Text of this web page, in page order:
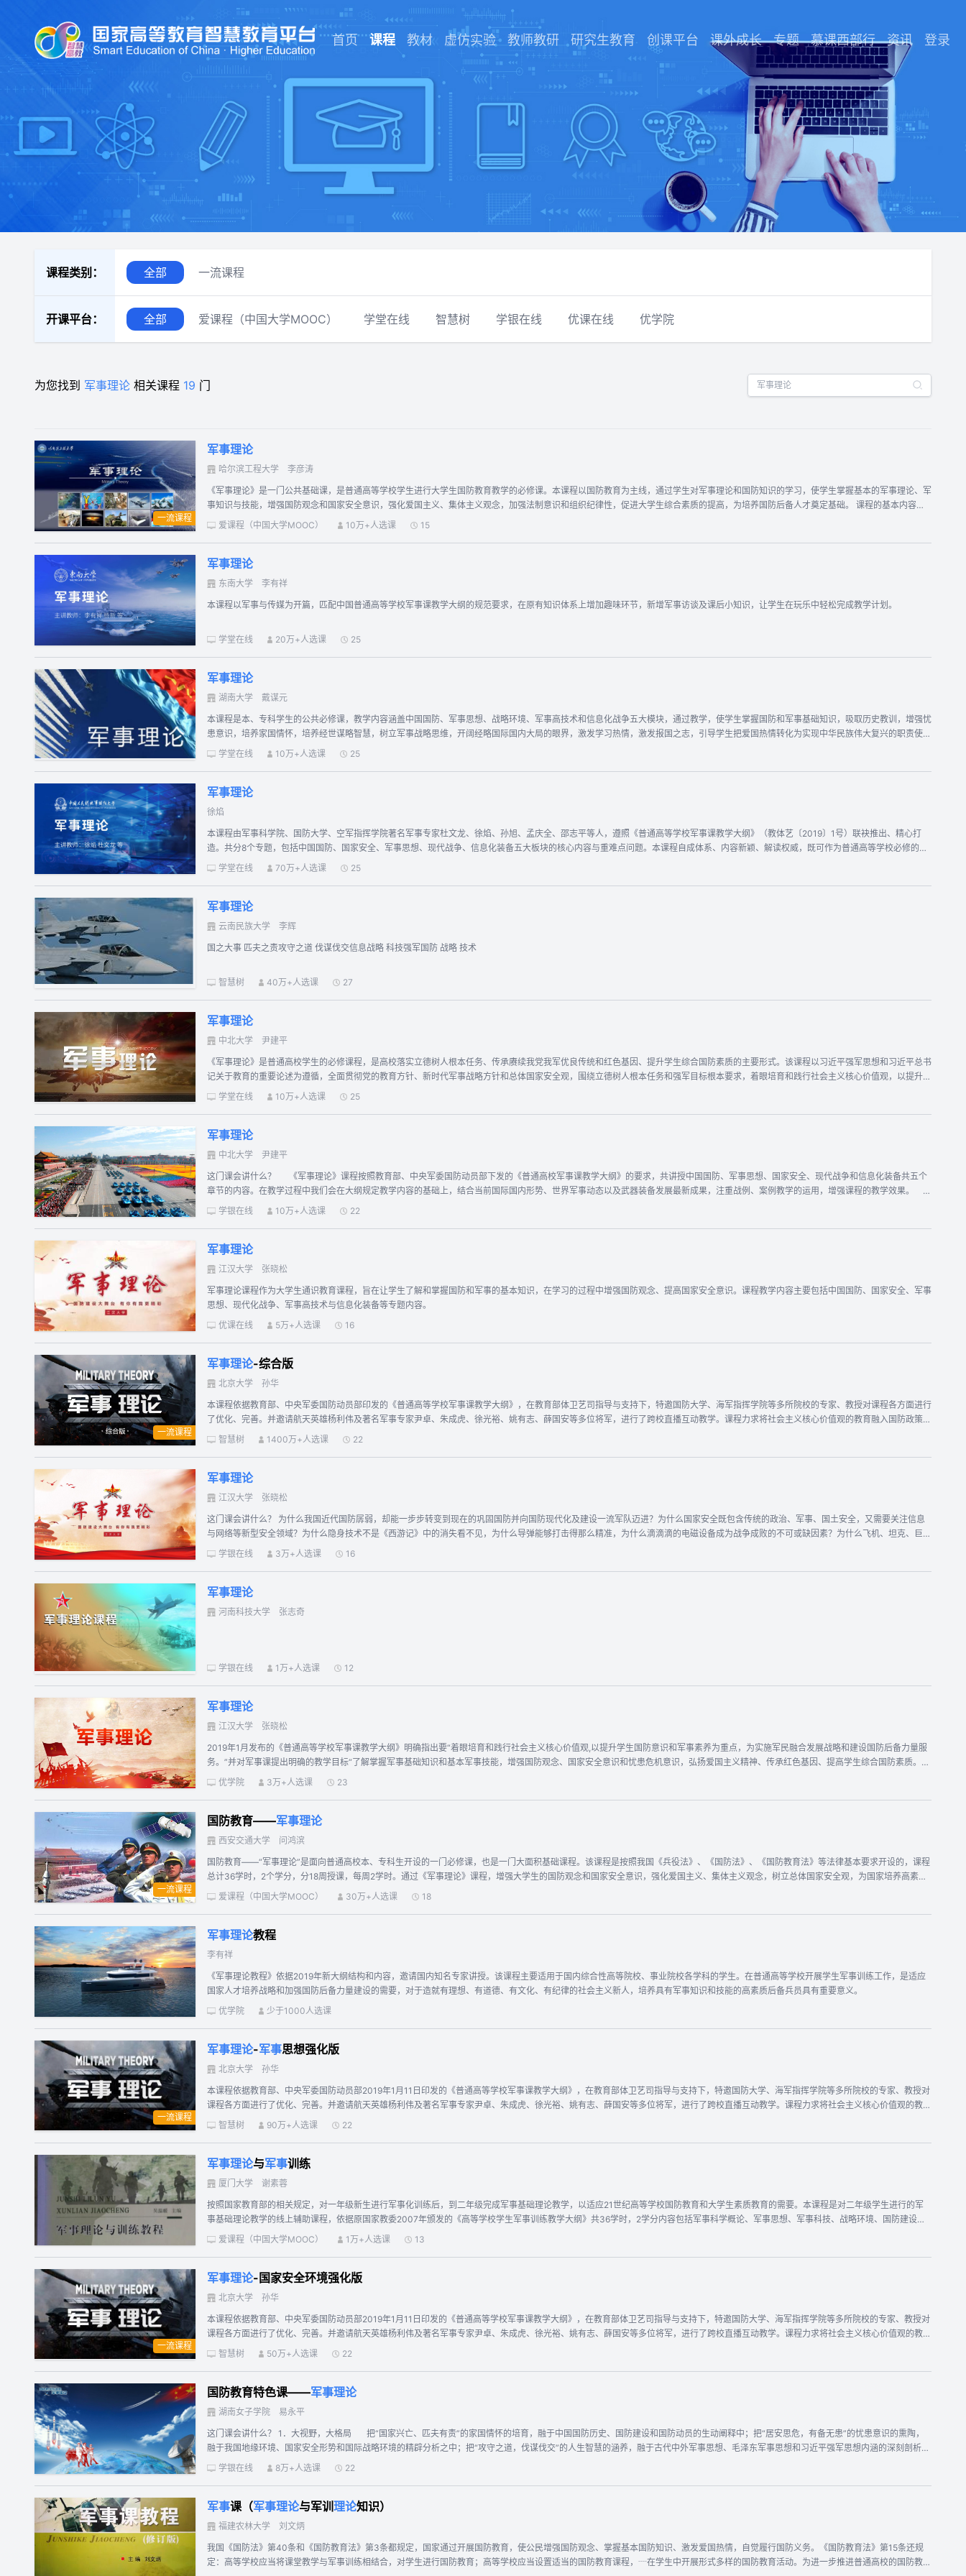
首页 课程 教材 虚仿实验 教师教研 研究生教育 创课平台 课外成长 专题 慕课西部行 资讯 登录
课程类别： 全部 一流课程
开课平台： 全部 爱课程（中国大学MOOC） 学堂在线 智慧树 学银在线 优课在线 优学院
为您找到 军事理论 相关课程 19 门
一流课程
军事理论
哈尔滨工程大学
李彦涛
《军事理论》是一门公共基础课，是普通高等学校学生进行大学生国防教育教学的必修课。本课程以国防教育为主线，通过学生对军事理论和国防知识的学习，使学生掌握基本的军事理论、军
事知识与技能，增强国防观念和国家安全意识，强化爱国主义、集体主义观念，加强法制意识和组织纪律性，促进大学生综合素质的提高，为培养国防后备人才奠定基础。 课程的基本内容：
中国国防：了解我国的国防历史，牢记中国近代的历史教训，了解我国现行的武装力量体制、中国人民解放军各军兵种组成和武器装备知识。了解我国现有国防法规的主要内容，树立依法服兵
解高技术局部战争的主要特点和基本样式，了解信息化战争的主要特征和发展趋势，掌握我国未来面临的信息化战争的特点和作战原则。 军事高技术：了解军事高技术概况，明确高技术对现
代战争的影响。初步掌握现代侦察与监视系统、精确制导武器、伪装与隐身技术在军事方面的应用，了解电子战的概念及其在未来战争中的重要地位，掌握军事航天技术状况及其对未来战争的
影响，了解正在发展中的新概念武器。
爱课程（中国大学MOOC） 10万+人选课 15
军事理论
东南大学
李有祥
本课程以军事与传媒为开篇，匹配中国普通高等学校军事课教学大纲的规范要求，在原有知识体系上增加趣味环节，新增军事访谈及课后小知识，让学生在玩乐中轻松完成教学计划。
学堂在线 20万+人选课 25
军事理论
湖南大学
戴谋元
本课程是本、专科学生的公共必修课，教学内容涵盖中国国防、军事思想、战略环境、军事高技术和信息化战争五大模块，通过教学，使学生掌握国防和军事基础知识，吸取历史教训，增强忧
患意识，培养家国情怀，培养经世谋略智慧，树立军事战略思维，开阔经略国际国内大局的眼界，激发学习热情，激发报国之志，引导学生把爱国热情转化为实现中华民族伟大复兴的职责使
命。
学堂在线 10万+人选课 25
军事理论
徐焰
本课程由军事科学院、国防大学、空军指挥学院著名军事专家杜文龙、徐焰、孙旭、孟庆全、邵志平等人，遵照《普通高等学校军事课教学大纲》（教体艺〔2019〕1号）联袂推出、精心打
造。共分8个专题，包括中国国防、国家安全、军事思想、现代战争、信息化装备五大板块的核心内容与重难点问题。本课程自成体系、内容新颖、解读权威，既可作为普通高等学校必修的精
品军事理论课，也可供关心关注国防和军队建设人士自主学习。
学堂在线 70万+人选课 25
军事理论
云南民族大学
李辉
国之大事 匹夫之责攻守之道 伐谋伐交信息战略 科技强军国防 战略 技术
智慧树 40万+人选课 27
军事理论
中北大学
尹建平
《军事理论》是普通高校学生的必修课程，是高校落实立德树人根本任务、传承赓续我党我军优良传统和红色基因、提升学生综合国防素质的主要形式。该课程以习近平强军思想和习近平总书
记关于教育的重要论述为遵循，全面贯彻党的教育方针、新时代军事战略方针和总体国家安全观，围绕立德树人根本任务和强军目标根本要求，着眼培育和践行社会主义核心价值观，以提升学
生国防意识和军事素养为重点，为实施军民融合发展战略和建设国防后备力量服务。《军事理论》课程按照教育部、中央军委国防动员部2019年最新下发的《普通高校军事课教学大纲》的要
学堂在线 10万+人选课 25
军事理论
中北大学
尹建平
这门课会讲什么？ 《军事理论》课程按照教育部、中央军委国防动员部下发的《普通高校军事课教学大纲》的要求，共讲授中国国防、军事思想、国家安全、现代战争和信息化装备共五个
章节的内容。在教学过程中我们会在大纲规定教学内容的基础上，结合当前国际国内形势、世界军事动态以及武器装备发展最新成果，注重战例、案例教学的运用，增强课程的教学效果。
一是采用问题型、讨论型启发式教学法，促进师生之间、学生之间对军事知识进行共同讨论与探索，提升学生探究式学习能力。 二是采用互动式、典型性案例教学法，引导学生积极主动思
资深院士，通过访谈形式讲授信息化武器装备作用原理及其发展趋势，用科学家的深厚学养和崇高品德感染学生，激发学生科技报国的理想信念。 六是采用五阶段互动教学法。将课堂教学
分为“情境导入+目标介绍+知识运用+问题讨论+总结反思”五个阶段，通过师生互动提高课堂教学质量。 你将收获什么？ 一是掌握以中国国防、国家安全、军事思想现代战争和信息化装备为
主要内容的国防军事基础知识； 二是增强国防观念、国家安全意识和忧患危机意识，传承红色基因和人民军队优良传统，弘扬爱国主义精神，培养对人民军队的热爱； 三是掌握用总体国家
安全观和战略思维分析当前国际形势、军事形势、我国周边形势以及战争与和平问题的能力； 四是提高以“献身国防的坚定理想信念、知识完备的国防理论素养、爱军习武的国防军事素养、
学银在线 10万+人选课 22
军事理论
江汉大学
张晓松
军事理论课程作为大学生通识教育课程，旨在让学生了解和掌握国防和军事的基本知识，在学习的过程中增强国防观念、提高国家安全意识。课程教学内容主要包括中国国防、国家安全、军事
思想、现代化战争、军事高技术与信息化装备等专题内容。
优课在线
5万+人选课 16
一流课程
军事理论-综合版
北京大学
孙华
本课程依据教育部、中央军委国防动员部印发的《普通高等学校军事课教学大纲》，在教育部体卫艺司指导与支持下，特邀国防大学、海军指挥学院等多所院校的专家、教授对课程各方面进行
了优化、完善。并邀请航天英雄杨利伟及著名军事专家尹卓、朱成虎、徐光裕、姚有志、薛国安等多位将军，进行了跨校直播互动教学。课程力求将社会主义核心价值观的教育融入国防政策、
国家安全、军事思想等内容的教学之中，帮助大学生了解国家安全形势、世界地缘政治斗争和军事发展大势，培养大学生“国家兴亡、匹夫有责”的家国情怀，以收＂润物无声＂、“桃李不言＂
智慧树 1400万+人选课 22
军事理论
江汉大学
张晓松
这门课会讲什么？ 为什么我国近代国防孱弱，却能一步步转变到现在的巩固国防并向国防现代化及建设一流军队迈进？为什么国家安全既包含传统的政治、军事、国土安全，又需要关注信息
与网络等新型安全领域？为什么隐身技术不是《西游记》中的消失看不见，为什么导弹能够打击得那么精准，为什么滴滴滴的电磁设备成为战争成败的不可或缺因素？为什么飞机、坦克、巨
舰、大炮主打的机械化战争的硝烟还未远去，就呈现了大闹天宫、I ROBOT、看不见刀光剑影的电磁战场等形态的信息化战争样式？在这门课程中，将带领同学们认识中国国防的方方面面——
过学习本门课程，你将收获如下：本课程是首批国家级一流本科课程。进一步坚定中国梦、强军梦的信心，进一步树立“精忠报国”的强烈意识，以此促进当下的科学文化知识学习。“我们的队
伍向太阳，脚踏着祖国的大地“。崇尚人民军队英雄，学习优良传统与无往不胜的精神，让自己变得更强大。提升战略思维能力和格局。战略思维能力不仅仅用于军事领域，还可以实用于商业
等各行各业，助推事业。领略到新军事革命下的高新技术，启发思维，扩大视野，跟进科技潮流。 适合什么人学习？ 本课程适合各专业的大学生学习。 课程介绍 这门课程将带同学们进入
学银在线 3万+人选课 16
军事理论
河南科技大学 张志奇
学银在线 1万+人选课 12
军事理论
江汉大学
张晓松
2019年1月发布的《普通高等学校军事课教学大纲》明确指出要“着眼培育和践行社会主义核心价值观,以提升学生国防意识和军事素养为重点，为实施军民融合发展战略和建设国防后备力量服
务。”并对军事课提出明确的教学目标“了解掌握军事基础知识和基本军事技能，增强国防观念、国家安全意识和忧患危机意识，弘扬爱国主义精神、传承红色基因、提高学生综合国防素质。”
这门课程会讲什么？ 1. 为什么我国近代国防孱弱，却能一步步转变到现在的巩固国防并向国防现代化及建设一流军队迈进？ 2. 为什么国家安全既包含传统的政治、军事、国土安全，又需要关
的方方面面——国防历史、国防成就、武装力量……；研读博大精深的军事思想——武经七书、毛泽东军事思想、习近平强军思想……；树立全球视野，了解国家安全形势和国际战略格局；走
进激烈精彩并且演变迅速的现代战争——机械化战争的极致、信息化战争的现状、智能化战争的雏形…… 书生意气，挥斥方遒。指点江山，激扬文字。国防建设大舞台，有你参与更精彩！ 你
将收获什么？ 二、通过学习本门课程，你将收获如下： 1. 进一步坚定中国梦、强军梦的信心，进一步树立“精忠报国”的强烈意识，以此促进当下的科学文化知识学习。 2. “我们的队伍向太阳，
脚踏着祖国的大地“。崇尚人民军队英雄，学习优良传统与无往不胜的精神，让自己变得更强大。 3. 提升战略思维能力和格局。战略思维能力不仅仅用于军事领域，还可以实用于商业等各行各
业，助推事业。 4. 领略到新军事革命下的高新技术，启发思维，扩大视野，跟进科技潮流。
优学院 3万+人选课 23
一流课程
国防教育——军事理论
西安交通大学
问鸿滨
国防教育——“军事理论”是面向普通高校本、专科生开设的一门必修课，也是一门大面积基础课程。该课程是按照我国《兵役法》、《国防法》、《国防教育法》等法律基本要求开设的，课程
总计36学时，2个学分，分18周授课，每周2学时。通过《军事理论》课程，增强大学生的国防观念和国家安全意识，强化爱国主义、集体主义观念，树立总体国家安全观，为国家培养高素质
后备人才奠定基础。 该课程内容框架是按照教育部、中央军委国防动员部联合制定的《普通高等学校军事课教学大纲》（2019）设计的，分为6大部分，18章内容。 概述（1章），介绍习近平
（12-13章），现代化战争。 使大学生了解新军事变革的发展趋势及战争形态的发展历史，理解当今面临的战争将是信息化战争。 第五部分（ 14-17 章），信息化装备。使大学生了解信息化
爱课程（中国大学MOOC） 30万+人选课 18
军事理论教程
李有祥
《军事理论教程》依据2019年新大纲结构和内容，邀请国内知名专家讲授。该课程主要适用于国内综合性高等院校、事业院校各学科的学生。在普通高等学校开展学生军事训练工作，是适应
国家人才培养战略和加强国防后备力量建设的需要，对于造就有理想、有道德、有文化、有纪律的社会主义新人，培养具有军事知识和技能的高素质后备兵员具有重要意义。
优学院
少于1000人选课
一流课程
军事理论-军事思想强化版
北京大学
孙华
本课程依据教育部、中央军委国防动员部2019年1月11日印发的《普通高等学校军事课教学大纲》，在教育部体卫艺司指导与支持下，特邀国防大学、海军指挥学院等多所院校的专家、教授对
课程各方面进行了优化、完善。并邀请航天英雄杨利伟及著名军事专家尹卓、朱成虎、徐光裕、姚有志、薛国安等多位将军，进行了跨校直播互动教学。课程力求将社会主义核心价值观的教育
融入国防政策、国家安全、军事思想等内容的教学之中，培养大学生“国家兴亡、匹夫有责”的家国情怀，以收＂润物无声＂、"桃李不言＂之功效。
智慧树 90万+人选课 22
军事理论与军事训练
厦门大学
谢素蓉
按照国家教育部的相关规定，对一年级新生进行军事化训练后，到二年级完成军事基础理论教学，以适应21世纪高等学校国防教育和大学生素质教育的需要。本课程是对二年级学生进行的军
事基础理论教学的线上辅助课程，依据原国家教委2007年颁发的《高等学校学生军事训练教学大纲》共36学时，2学分内容包括军事科学概论、军事思想、军事科技、战略环境、国防建设等
方面的内容。配合课堂教学，所制作的线上辅助课程主要对四大方面的相关课程进行重难点解析和适当的知识点拓展，以帮助学生更好地完成军事基础理论知识的学习。
爱课程（中国大学MOOC） 1万+人选课 13
一流课程
军事理论-国家安全环境强化版
北京大学
孙华
本课程依据教育部、中央军委国防动员部2019年1月11日印发的《普通高等学校军事课教学大纲》，在教育部体卫艺司指导与支持下，特邀国防大学、海军指挥学院等多所院校的专家、教授对
课程各方面进行了优化、完善。并邀请航天英雄杨利伟及著名军事专家尹卓、朱成虎、徐光裕、姚有志、薛国安等多位将军，进行了跨校直播互动教学。课程力求将社会主义核心价值观的教育
融入国防政策、国家安全、军事思想等内容的教学之中，培养大学生“国家兴亡、匹夫有责”的家国情怀，以收＂润物无声＂、"桃李不言＂之功效。
智慧树 50万+人选课 22
国防教育特色课——军事理论
湖南女子学院
易永平
这门课会讲什么？ 1．大视野，大格局 把“国家兴亡、匹夫有责”的家国情怀的培育，融于中国国防历史、国防建设和国防动员的生动阐释中；把“居安思危，有备无患”的忧患意识的熏陶，
融于我国地缘环境、国家安全形势和国际战略环境的精辟分析之中；把“攻守之道，伐谋伐交”的人生智慧的涵养，融于古代中外军事思想、毛泽东军事思想和习近平强军思想内涵的深刻剖析之
中；把“兵无常势，百变战争”的辩证思维的培养，融于战争理论、新军事变革和信息化战争的理性认知中；把“作战利器，无坚不摧”的科技兴趣的培植，融于对当今世界军事高科技发展趋势的
学生与教师、教学管理部门的沟通桥梁，将教、学、研、考、评融为一体，实现交流多元化、评价多样化、学习个性化，促进精准管理、精准评价、精准服务。 你将收获什么？ 适合什么人学
习？
学银在线 8万+人选课 22
军事课（军事理论与军训 理论知识）
福建农林大学
刘文炳
我国《国防法》第40条和《国防教育法》第3条都规定，国家通过开展国防教育，使公民增强国防观念、掌握基本国防知识、激发爱国热情，自觉履行国防义务。《国防教育法》第15条还规
定：高等学校应当将课堂教学与军事训练相结合，对学生进行国防教育；高等学校应当设置适当的国防教育课程，┈在学生中开展形式多样的国防教育活动。为进一步推进普通高校的国防教育